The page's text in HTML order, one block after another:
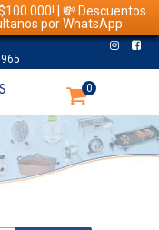
| 💸 Descuentos
por WhatsApp
0